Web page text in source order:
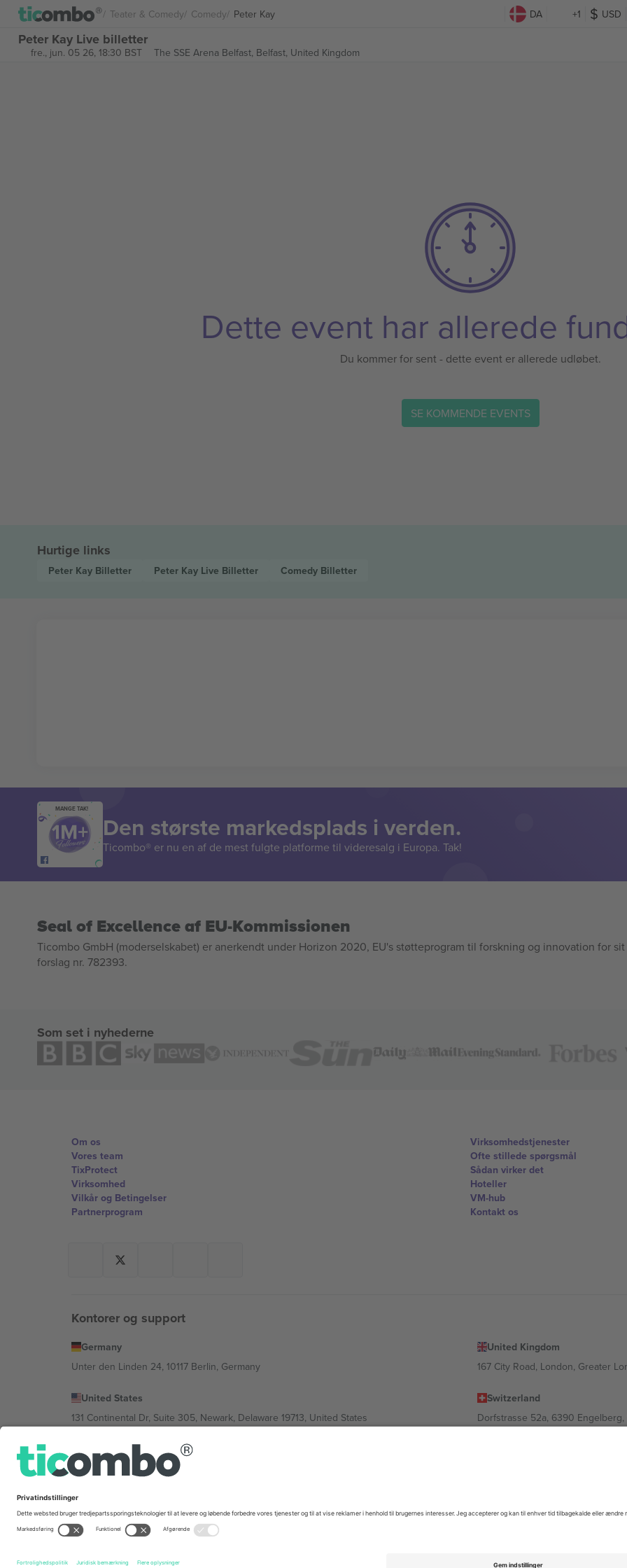
Teater & Comedy Comedy Peter Kay DA +1 USD
Peter Kay Live billetter
fre., jun. 05 26, 18:30 BST The SSE Arena Belfast, Belfast, United Kingdom
Dette event har allerede
Du kommer for sent - dette event er allerede udløbet.
SE KOMMENDE EVENTS
Hurtige links
Peter Kay Billetter Peter Kay Live Billetter Comedy Billetter
MANGE TAK!
Den største markedsplads i verden.
Ticombo® er nu en af de mest fulgte platforme til videresalg i Europa. Tak!
Seal of Excellence af EU-Kommissionen
Ticombo GmbH (moderselskabet) er anerkendt under Horizon 2020, EU's støtteprogram til forskning og innovation for sit
forslag nr. 782393.
Som set i nyhederne
Om os
Vores team
TixProtect
Virksomhed
Vilkår og Betingelser
Partnerprogram
Virksomhedstjenester
Ofte stillede spørgsmål
Sådan virker det
Hoteller
VM-hub
Kontakt os
Kontorer og support
Germany
Unter den Linden 24, 10117 Berlin, Germany
United Kingdom
167 City Road, London, Greater
United States
131 Continental Dr, Suite 305, Newark, Delaware 19713, United States
Switzerland
Dorfstrasse 52a, 6390 Engelberg,
Bulgaria
Regus Sofia City West, bul Totleben 53-55, 1606 Sofia, Bulgaria
Av Chapultepec 360, Roma Norte, Cuauhtémoc, 06700 Ciudad de México, CDMX, Mexico
© 2026 Ticombo. Alle rettigheder forbeholdes.